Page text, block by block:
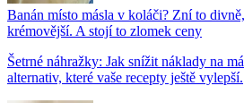
Banán místo másla v koláči? Zní to
krémovější. A stojí to zlomek ceny
Šetrné náhražky: Jak snížit náklady na
alternativ, které vaše recepty ještě vylepší.